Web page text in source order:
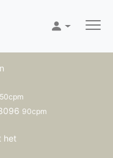
90cpm
het